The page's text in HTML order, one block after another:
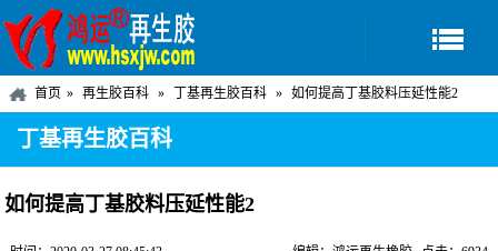
首页 再生胶百科 丁基再生胶百科 如何提高丁基胶料压延性能2
丁基再生胶百科
如何提高丁基胶料压延性能2